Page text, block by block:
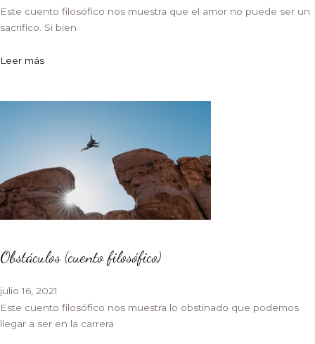
Este cuento filosófico nos muestra que el amor no puede ser un
sacrifico. Si bien
Leer más
Obstáculos (cuento filosófico)
julio 16, 2021
Este cuento filosófico nos muestra lo obstinado que podemos
llegar a ser en la carrera